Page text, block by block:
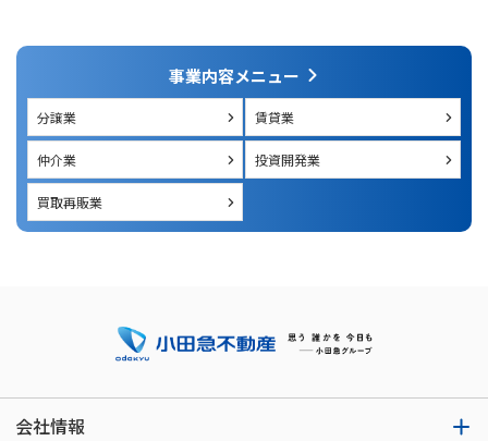
事業内容メニュー
分譲業 賃貸業
仲介業 投資開発業
買取再販業
会社情報